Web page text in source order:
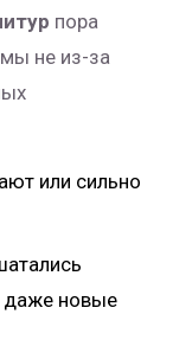
пора
не из-за
или сильно
даже новые